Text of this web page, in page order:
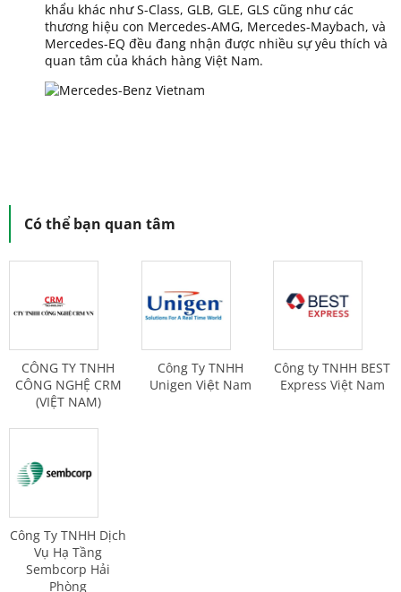
khẩu khác như S-Class, GLB, GLE, GLS cũng như các
thương hiệu con Mercedes-AMG, Mercedes-Maybach, và
Mercedes-EQ đều đang nhận được nhiều sự yêu thích và
quan tâm của khách hàng Việt Nam.
Có thể bạn quan tâm
CÔNG TY TNHH
CÔNG NGHỆ CRM
(VIỆT NAM)
Công Ty TNHH
Unigen Việt Nam
Công ty TNHH BEST
Express Việt Nam
Công Ty TNHH Dịch
Vụ Hạ Tầng
Sembcorp Hải
Phòng